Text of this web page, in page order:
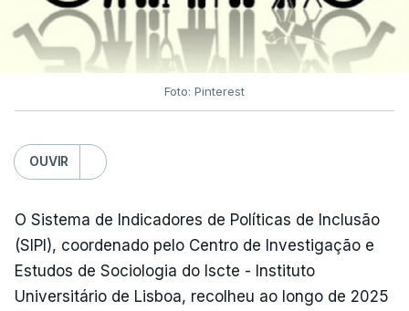
Foto: Pinterest
OUVIR
O Sistema de Indicadores de Políticas de Inclusão
(SIPI), coordenado pelo Centro de Investigação e
Estudos de Sociologia do Iscte - Instituto
Universitário de Lisboa, recolheu ao longo de 2025